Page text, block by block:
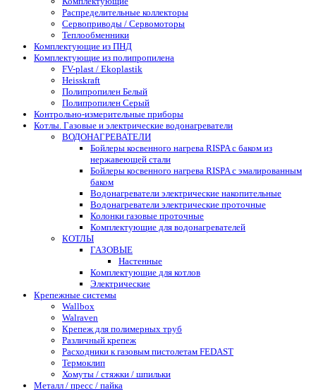
Распределительные коллекторы
Сервоприводы / Сервомоторы
Теплообменники
Комплектующие из ПНД
Комплектующие из полипропилена
FV-plast / Ekoplastik
Heisskraft
Полипропилен Белый
Полипропилен Серый
Контрольно-измерительные приборы
Котлы. Газовые и электрические водонагреватели
ВОДОНАГРЕВАТЕЛИ
Бойлеры косвенного нагрева RISPA с баком из
нержавеющей стали
Бойлеры косвенного нагрева RISPA с эмалированным
баком
Водонагреватели электрические накопительные
Водонагреватели электрические проточные
Колонки газовые проточные
Комплектующие для водонагревателей
КОТЛЫ
ГАЗОВЫЕ
Настенные
Комплектующие для котлов
Электрические
Крепежные системы
Wallbox
Walraven
Крепеж для полимерных труб
Различный крепеж
Расходники к газовым пистолетам FEDAST
Термоклип
Хомуты / стяжки / шпильки
Металл / пресс / пайка